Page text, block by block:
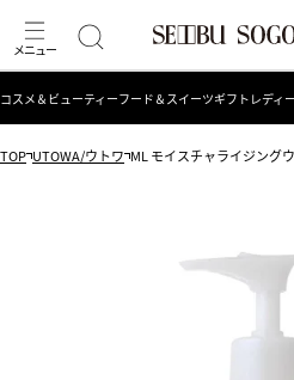
コスメ＆ビューティーフード＆スイーツギフト レディ
TOP UTOWA/ウトワ ML モイスチャライジング